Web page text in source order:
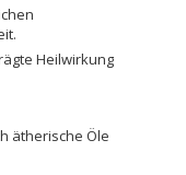
Heilwirkung
ätherische Öle